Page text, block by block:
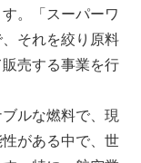
。「スーパーワ
それを絞り原料
売する事業を行
ルな燃料で、現
がある中で、世